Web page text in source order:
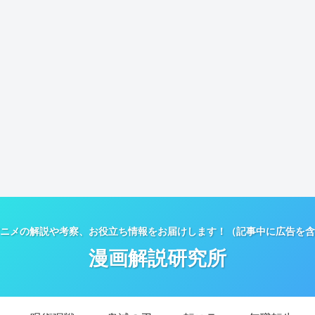
メの解説や考察、お役立ち情報をお届けします！（記事中に広告を
漫画解説研究所